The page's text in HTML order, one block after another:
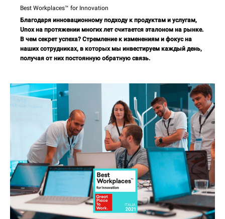
Best Workplaces™ for Innovation
Благодаря инновационному подходу к продуктам и услугам,
Unox на протяжении многих лет считается эталоном на рынке.
В чем секрет успеха? Стремление к изменениям и фокус на
наших сотрудниках, в которых мы инвестируем каждый день,
получая от них постоянную обратную связь.